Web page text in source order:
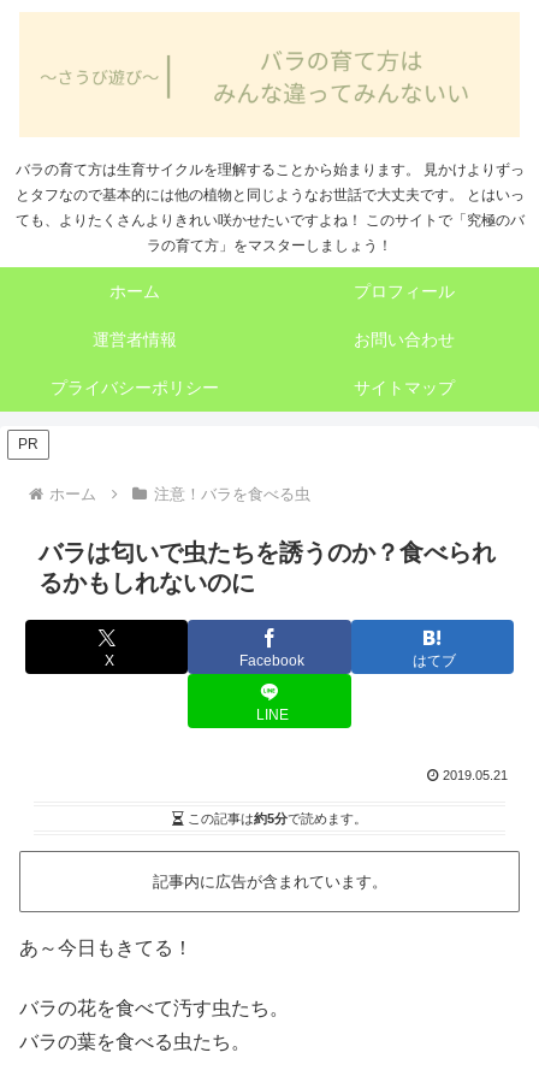
バラの育て方は生育サイクルを理解することから始まります。 見かけよりずっ
とタフなので基本的には他の植物と同じようなお世話で大丈夫です。 とはいっ
ても、よりたくさんよりきれい咲かせたいですよね！ このサイトで「究極のバ
ラの育て方」をマスターしましょう！
ホーム プロフィール
運営者情報 お問い合わせ
プライバシーポリシー サイトマップ
PR
ホーム 注意！バラを食べる虫
バラは匂いで虫たちを誘うのか？食べられ
るかもしれないのに
X Facebook はてブ
LINE
2019.05.21
この記事は約5分で読めます。
記事内に広告が含まれています。
あ～今日もきてる！
バラの花を食べて汚す虫たち。
バラの葉を食べる虫たち。